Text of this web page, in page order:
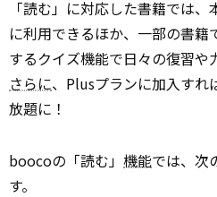
「読む」に対応した書籍では
に利用できるほか、一部の書籍
するクイズ機能で日々の復習や
さらに、Plusプランに加入すれ
放題に！
boocoの「読む」 機能では、次
す。